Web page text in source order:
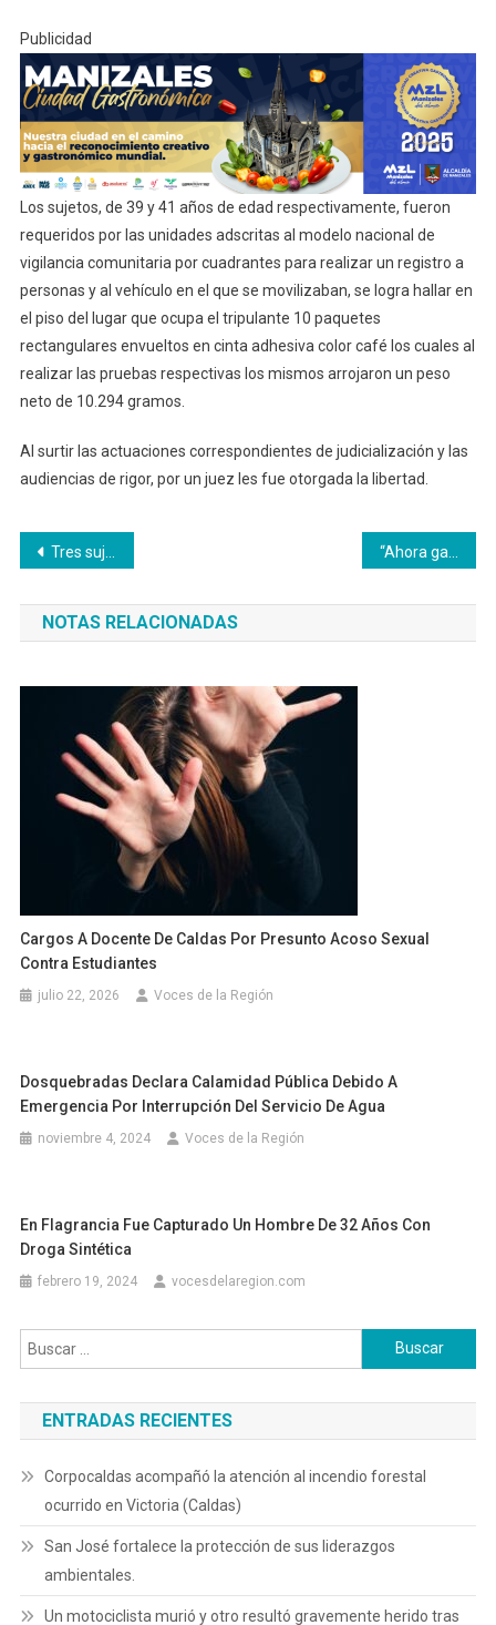
Publicidad
Los sujetos, de 39 y 41 años de edad respectivamente, fueron
requeridos por las unidades adscritas al modelo nacional de
vigilancia comunitaria por cuadrantes para realizar un registro a
personas y al vehículo en el que se movilizaban, se logra hallar en
el piso del lugar que ocupa el tripulante 10 paquetes
rectangulares envueltos en cinta adhesiva color café los cuales al
realizar las pruebas respectivas los mismos arrojaron un peso
neto de 10.294 gramos.
Al surtir las actuaciones correspondientes de judicialización y las
audiencias de rigor, por un juez les fue otorgada la libertad.
Navegación
de
entradas
Tres sujetos provenientes de otra ciudad fueron sorprendidos con armas de fuego
NOTAS RELACIONADAS
Cargos A Docente De Caldas Por Presunto Acoso Sexual
Contra Estudiantes
julio 22, 2026 Voces de la Región
Dosquebradas Declara Calamidad Pública Debido A
Emergencia Por Interrupción Del Servicio De Agua
noviembre 4, 2024 Voces de la Región
En Flagrancia Fue Capturado Un Hombre De 32 Años Con
Droga Sintética
febrero 19, 2024 vocesdelaregion.com
Buscar:
ENTRADAS RECIENTES
Corpocaldas acompañó la atención al incendio forestal
ocurrido en Victoria (Caldas)
San José fortalece la protección de sus liderazgos
ambientales.
Un motociclista murió y otro resultó gravemente herido tras